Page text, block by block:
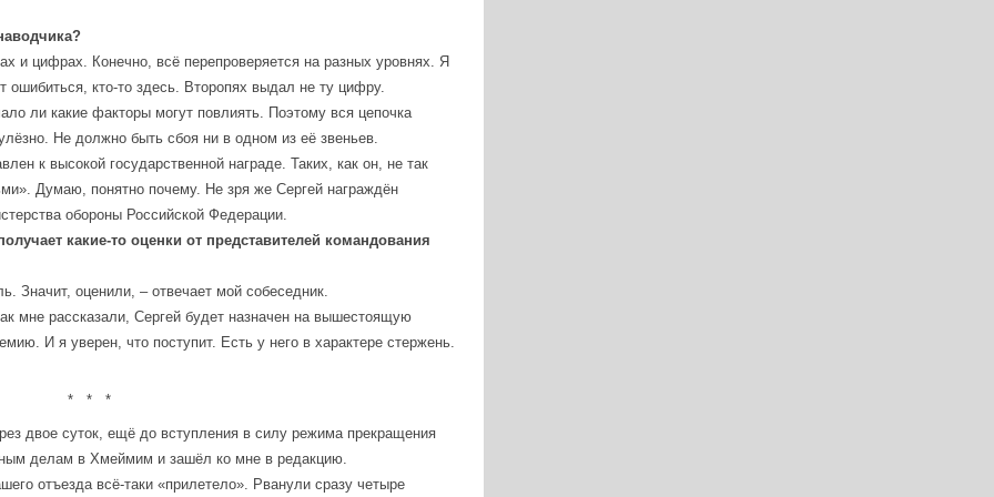
и цифрах. Конечно, всё перепроверяется на разных уровнях. Я
кто-то здесь. Второпях выдал не ту цифру.
ли какие факторы могут повлиять. Поэтому вся цепочка
Не должно быть сбоя ни в одном из её звеньев.
к высокой государственной награде. Таких, как он, не так
Думаю, понятно почему. Не зря же Сергей награждён
обороны Российской Федерации.
какие-то оценки от представителей командования
Значит, оценили, – отвечает мой собеседник.
мне рассказали, Сергей будет назначен на вышестоящую
И я уверен, что поступит. Есть у него в характере стержень.
* * *
двое суток, ещё до вступления в силу режима прекращения
делам в Хмеймим и зашёл ко мне в редакцию.
отъезда всё-таки «прилетело». Рванули сразу четыре